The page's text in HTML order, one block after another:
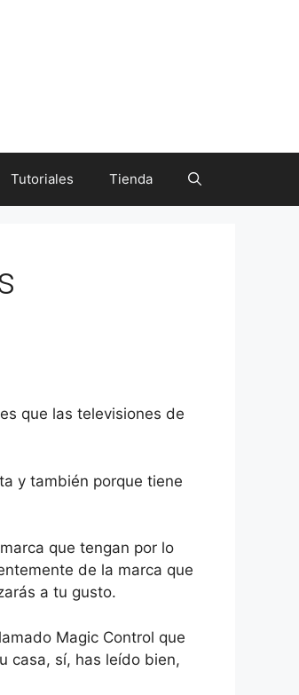
Tutoriales Tienda
que las televisiones de
y también porque tiene
que tengan por lo
de la marca que
a tu gusto.
Magic Control que
casa, sí, has leído bien,